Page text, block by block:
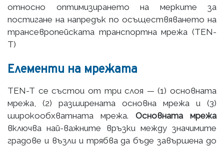
относно оптимизирането на мерките за
постигане на напредък по осъществяването на
трансевропейската транспортна мрежа (TEN-
T)
Елементи на мрежата
TEN-T се състои от три слоя — (1) основната
мрежа, (2) разширената основна мрежа и (3)
широкообхватната мрежа. Основната мрежа
включва най-важните връзки между значимите
градове и възли и трябва да бъде завършена до